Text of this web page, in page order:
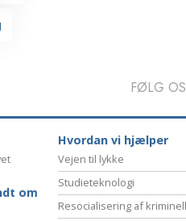
FØLG OS
om
Hvordan vi hjælper
Vejen til lykke
Studieteknologi
Resocialisering af